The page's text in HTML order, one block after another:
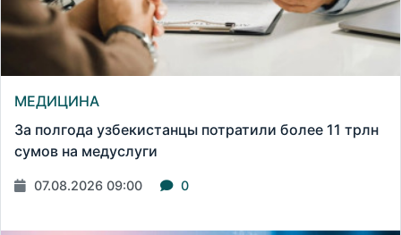
МЕДИЦИНА
За полгода узбекистанцы потратили более 11 трлн
сумов на медуслуги
07.08.2026 09:00 0